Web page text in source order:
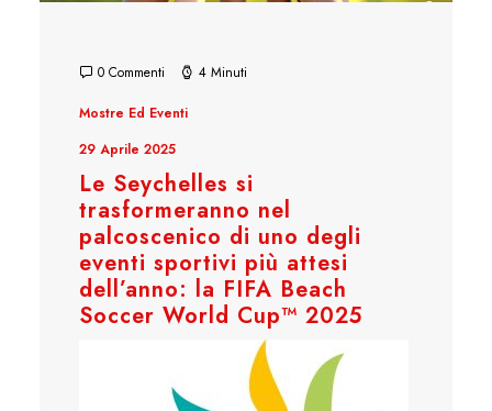
0 Commenti 4 Minuti
Mostre Ed Eventi
29 Aprile 2025
Le Seychelles si
trasformeranno nel
palcoscenico di uno degli
eventi sportivi più attesi
dell’anno: la FIFA Beach
Soccer World Cup™ 2025